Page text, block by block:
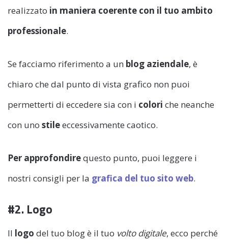
realizzato in maniera coerente con il tuo ambito
professionale.
Se facciamo riferimento a un blog aziendale, è
chiaro che dal punto di vista grafico non puoi
permetterti di eccedere sia con i colori che neanche
con uno stileeccessivamente caotico.
Per approfondirequesto punto, puoi leggere i
nostri consigli per la grafica del tuo sito web.
#2. Logo
Il logo del tuo blog è il tuo volto digitale, ecco perché